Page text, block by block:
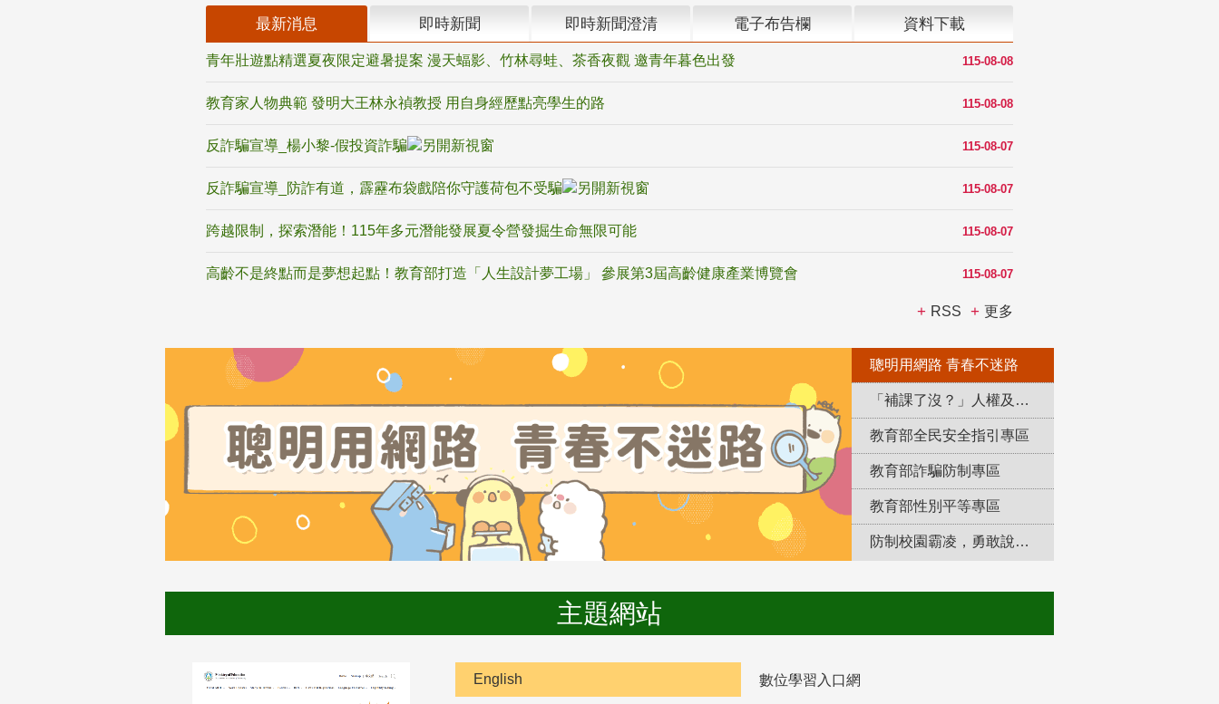
最新消息 即時新聞 即時新聞澄清 電子布告欄 資料下載
115-08-08
青年壯遊點精選夏夜限定避暑提案 漫天蝠影、竹林尋蛙、茶香夜觀 邀青年暮色出發
115-08-08
教育家人物典範 發明大王林永禎教授 用自身經歷點亮學生的路
115-08-07
反詐騙宣導_楊小黎-假投資詐騙
115-08-07
反詐騙宣導_防詐有道，霹靂布袋戲陪你守護荷包不受騙
115-08-07
跨越限制，探索潛能！115年多元潛能發展夏令營發掘生命無限可能
115-08-07
高齡不是終點而是夢想起點！教育部打造「人生設計夢工場」 參展第3屆高齡健康產業博覽會
RSS 更多
聰明用網路 青春不迷路
「補課了沒？」人權及轉型正義教育專區
教育部全民安全指引專區
教育部詐騙防制專區
教育部性別平等專區
防制校園霸凌，勇敢說出來！
主題網站
English 數位學習入口網